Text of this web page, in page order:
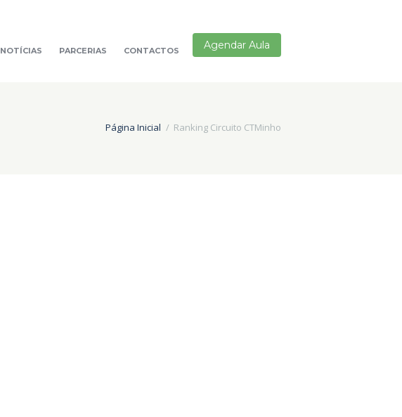
Agendar Aula
NOTÍCIAS PARCERIAS CONTACTOS
Página Inicial Ranking Circuito CTMinho